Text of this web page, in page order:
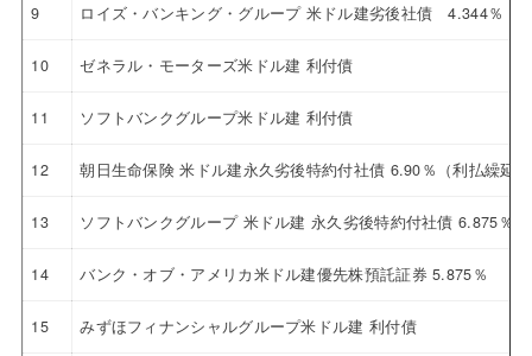
9 ロイズ・バンキング・グループ 米ドル建劣後社債 4.344％
10 ゼネラル・モーターズ米ドル建 利付債
11 ソフトバンクグループ米ドル建 利付債
12 朝日生命保険 米ドル建永久劣後特約付社債 6.90％（利払繰延
13 ソフトバンクグループ 米ドル建 永久劣後特約付社債 6.875％
14 バンク・オブ・アメリカ米ドル建優先株預託証券 5.875％
15 みずほフィナンシャルグループ米ドル建 利付債